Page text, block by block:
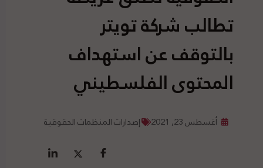
تطالب شركة تويتر
بالتوقف عن استهداف
المحتوى الفلسطيني
أغسطس 23, 2021 إصدارات المنظمات الحقوقية